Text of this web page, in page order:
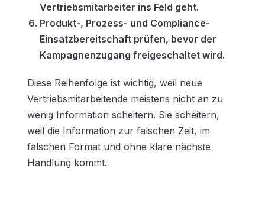
Vertriebsmitarbeiter ins Feld geht.
Produkt-, Prozess- und Compliance-
Einsatzbereitschaft prüfen, bevor der
Kampagnenzugang freigeschaltet wird.
Diese Reihenfolge ist wichtig, weil neue
Vertriebsmitarbeitende meistens nicht an zu
wenig Information scheitern. Sie scheitern,
weil die Information zur falschen Zeit, im
falschen Format und ohne klare nächste
Handlung kommt.